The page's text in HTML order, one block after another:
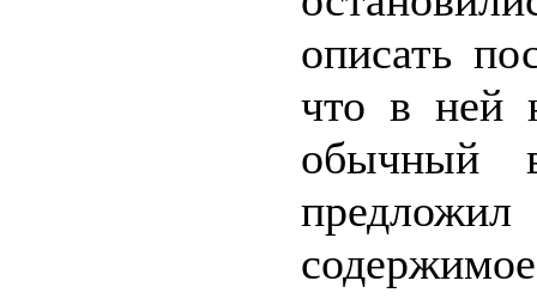
описать
что в ней
обычный